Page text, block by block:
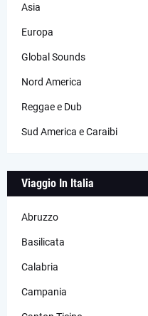
Asia
Europa
Global Sounds
Nord America
Reggae e Dub
Sud America e Caraibi
Viaggio In Italia
Abruzzo
Basilicata
Calabria
Campania